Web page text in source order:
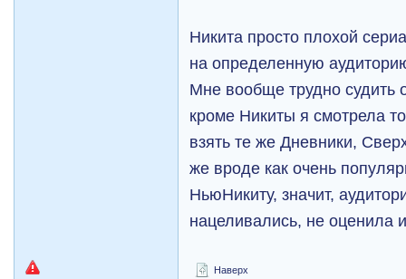
Никита просто плохой
на определенную
Мне вообще трудно судить
кроме Никиты я смотрела
взять те же Дневники,
же вроде как очень
НьюНикиту, значит,
нацеливались, не оценила
Наверх